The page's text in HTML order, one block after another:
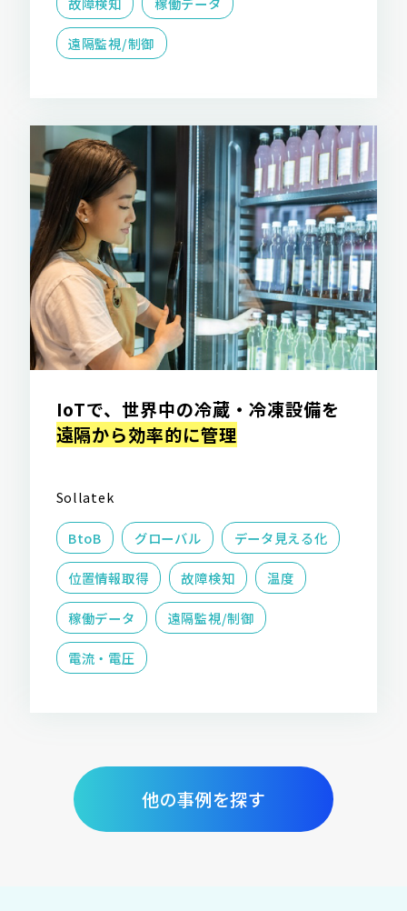
遠隔監視/制御
IoTで、世界中の冷蔵・冷凍設備を
遠隔から効率的に管理
Sollatek
BtoB グローバル データ見える化
位置情報取得 故障検知 温度
稼働データ 遠隔監視/制御
電流・電圧
他の事例を探す